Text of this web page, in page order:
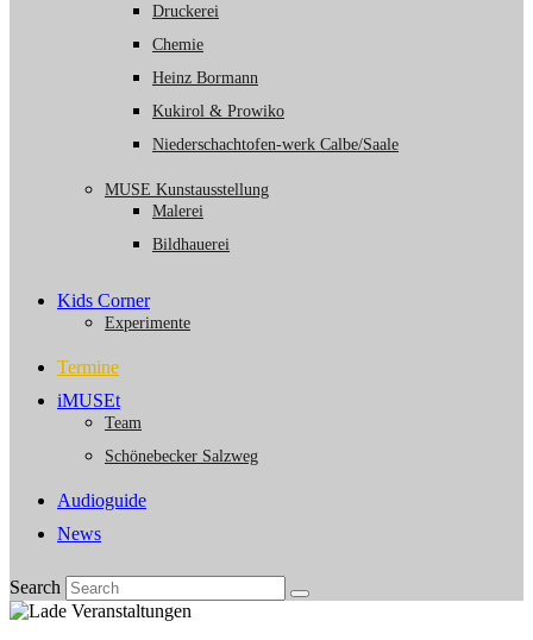
Druckerei
Chemie
Heinz Bormann
Kukirol & Prowiko
Niederschachtofen-werk Calbe/Saale
MUSE Kunstausstellung
Malerei
Bildhauerei
Kids Corner
Experimente
Termine
iMUSEt
Team
Schönebecker Salzweg
Audioguide
News
Search